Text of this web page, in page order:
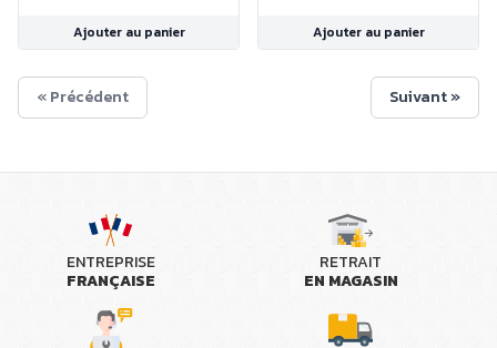
Ajouter au panier Ajouter au panier
« Précédent Suivant »
ENTREPRISE
FRANÇAISE
RETRAIT
EN MAGASIN